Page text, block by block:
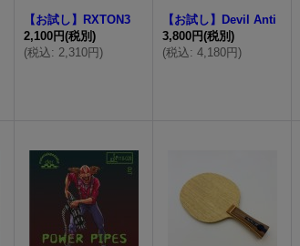
【お試し】RXTON3
2,100円(税別)
(税込: 2,310円)
【お試し】Devil Anti
3,800円(税別)
(税込: 4,180円)